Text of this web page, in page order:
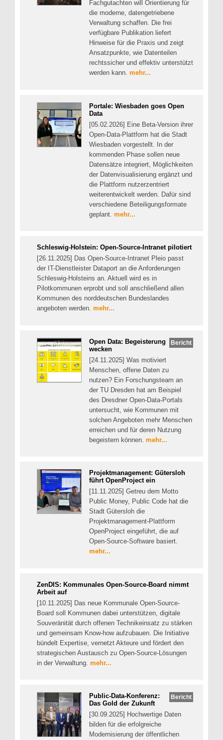
Fachgutachten will Orientierung für
die moderne, datengetriebene
Verwaltung schaffen. Die frei
verfügbare Publikation liefert
Hinweise für die Praxis und zeigt
Ansatzpunkte, wie Datenteilen
rechtssicher und effektiv unterstützt
werden kann. mehr...
Portale: Wiesbaden goes Open
Data
[05.02.2026] Eine Beta-Version ihrer
Open-Data-Plattform hat die Stadt
Wiesbaden vorgestellt. In der
kommenden Phase sollen neue
Datensätze integriert, Möglichkeiten
der Datenvisualisierung ergänzt und
die Plattform nutzerzentriert
weiterentwickelt werden. Dafür sind
verschiedene Beteiligungsformate
geplant. mehr...
Schleswig-Holstein: Open-Source-Intranet pilotiert
[26.11.2025] Das Open-Source-Intranet Pleio passt
der IT-Dienstleister Dataport an die Anforderungen
Schleswig-Holsteins an. Aktuell wird es in
Pilotkommunen erprobt und soll anschließend allen
Kommunen des norddeutschen Bundeslandes
angeboten werden. mehr...
Bericht
Open Data: Begeisterung
wecken
[24.11.2025] Was motiviert
Menschen, offene Daten zu
nutzen? Ein Forschungsteam an
der TU Dresden hat am Beispiel
des Dresdner Open-Data-Portals
untersucht, wie Kommunen mit
solchen Angeboten mehr Menschen
erreichen und für deren Nutzung
begeistern können. mehr...
Projektmanagement: Gütersloh
führt OpenProject ein
[11.11.2025] Getreu dem Motto
Public Money, Public Code hat die
Stadt Gütersloh die
Projektmanagement-Plattform
OpenProject eingeführt, die auf
Open-Source-Software basiert.
mehr...
ZenDIS: Kommunales Open-Source-Board nimmt
Arbeit auf
[10.11.2025] Das neue Kommunale Open-Source-
Board soll Kommunen dabei unterstützen, digitale
Souveränität durch offenen Technikeinsatz zu stärken
und gemeinsam Know-how aufzubauen. Die Initiative
bündelt Expertise, vernetzt Akteure und fördert den
strategischen Austausch zu Open-Source-Lösungen
in der Verwaltung. mehr...
Bericht
Public-Data-Konferenz:
Das Gold der Zukunft
[30.09.2025] Hochwertige Daten
bilden für die erfolgreiche
Modernisierung der öffentlichen